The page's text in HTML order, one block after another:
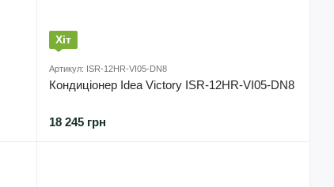
Хіт
Артикул: ISR-12HR-VI05-DN8
Кондиціонер Idea Victory ISR-12HR-VI05-DN8
18 245 грн